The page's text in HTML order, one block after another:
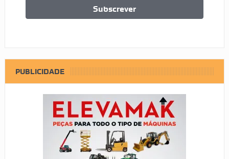
PUBLICIDADE